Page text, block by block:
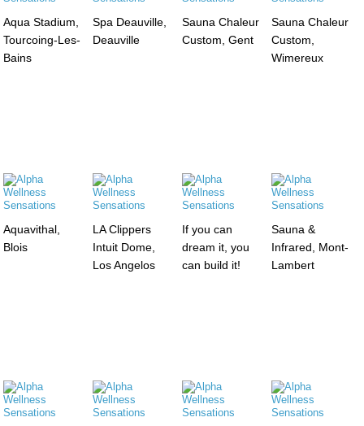
Aqua Stadium,
Tourcoing-Les-
Bains
Spa Deauville,
Deauville
Sauna Chaleur
Custom, Gent
Sauna Chaleur
Custom,
Wimereux
Aquavithal,
Blois
LA Clippers
Intuit Dome,
Los Angelos
If you can
dream it, you
can build it!
Sauna &
Infrared, Mont-
Lambert